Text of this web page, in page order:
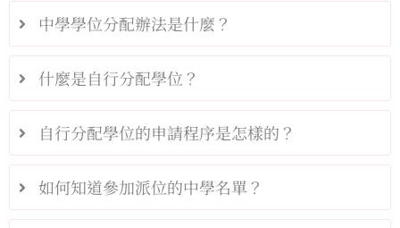
中學學位分配辦法是什麼？
什麼是自行分配學位？
自行分配學位的申請程序是怎樣的？
如何知道參加派位的中學名單？